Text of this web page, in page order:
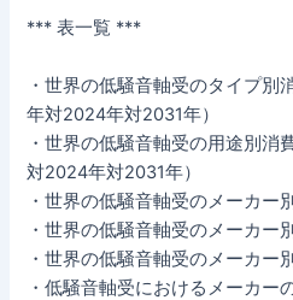
*** 表一覧 ***
・世界の低騒音軸受のタイプ
年対2024年対2031年）
・世界の低騒音軸受の用途別
対2024年対2031年）
・世界の低騒音軸受のメーカー
・世界の低騒音軸受のメーカー
・世界の低騒音軸受のメーカー
・低騒音軸受におけるメーカー